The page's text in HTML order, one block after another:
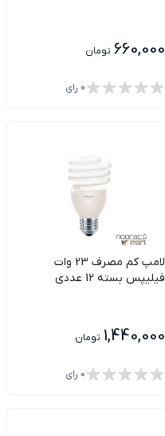
660,000 تومان
0 رای
لامپ کم مصرف 23 وات
فیلیپس بسته 12 عددی
1,440,000 تومان
0 رای